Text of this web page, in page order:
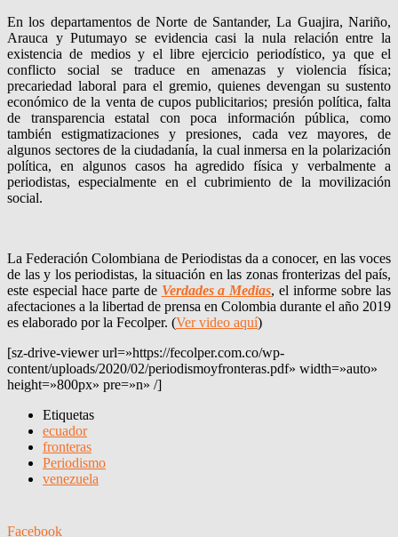
En los departamentos de Norte de Santander, La Guajira, Nariño,
Arauca y Putumayo se evidencia casi la nula relación entre la
existencia de medios y el libre ejercicio periodístico, ya que el
conflicto social se traduce en amenazas y violencia física;
precariedad laboral para el gremio, quienes devengan su sustento
económico de la venta de cupos publicitarios; presión política, falta
de transparencia estatal con poca información pública, como
también estigmatizaciones y presiones, cada vez mayores, de
algunos sectores de la ciudadanía, la cual inmersa en la polarización
política, en algunos casos ha agredido física y verbalmente a
periodistas, especialmente en el cubrimiento de la movilización
social.
La Federación Colombiana de Periodistas da a conocer, en las voces
de las y los periodistas, la situación en las zonas fronterizas del país,
este especial hace parte de Verdades a Medias, el informe sobre las
afectaciones a la libertad de prensa en Colombia durante el año 2019
es elaborado por la Fecolper. (Ver video aquí)
[sz-drive-viewer url=»https://fecolper.com.co/wp-
content/uploads/2020/02/periodismoyfronteras.pdf» width=»auto»
height=»800px» pre=»n» /]
Etiquetas
ecuador
fronteras
Periodismo
venezuela
Facebook